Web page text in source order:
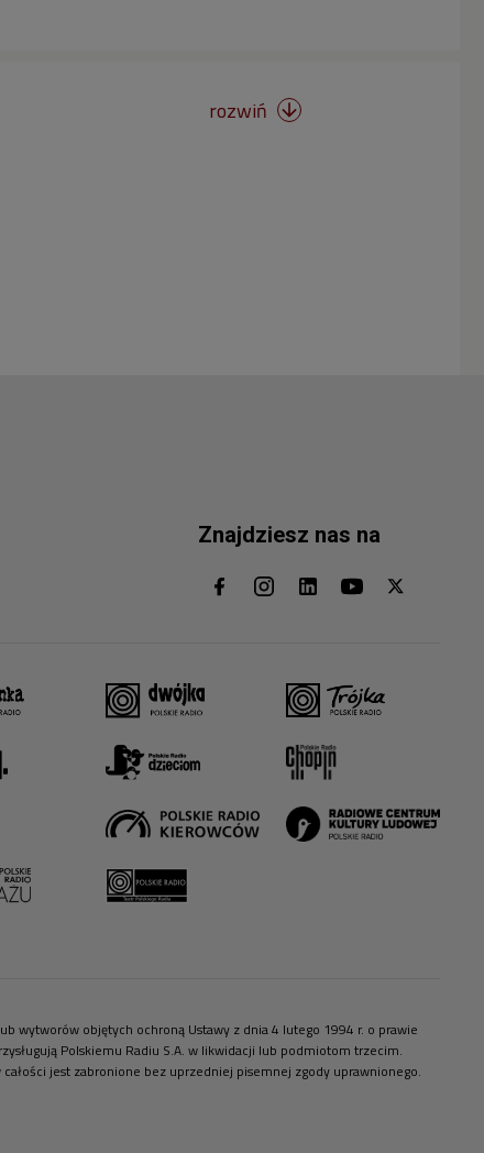
rozwiń 
Znajdziesz nas na
wytworów objętych ochroną Ustawy z dnia 4 lutego 1994 r. o prawie
Polskiemu Radiu S.A. w likwidacji lub podmiotom trzecim.
jest zabronione bez uprzedniej pisemnej zgody uprawnionego.